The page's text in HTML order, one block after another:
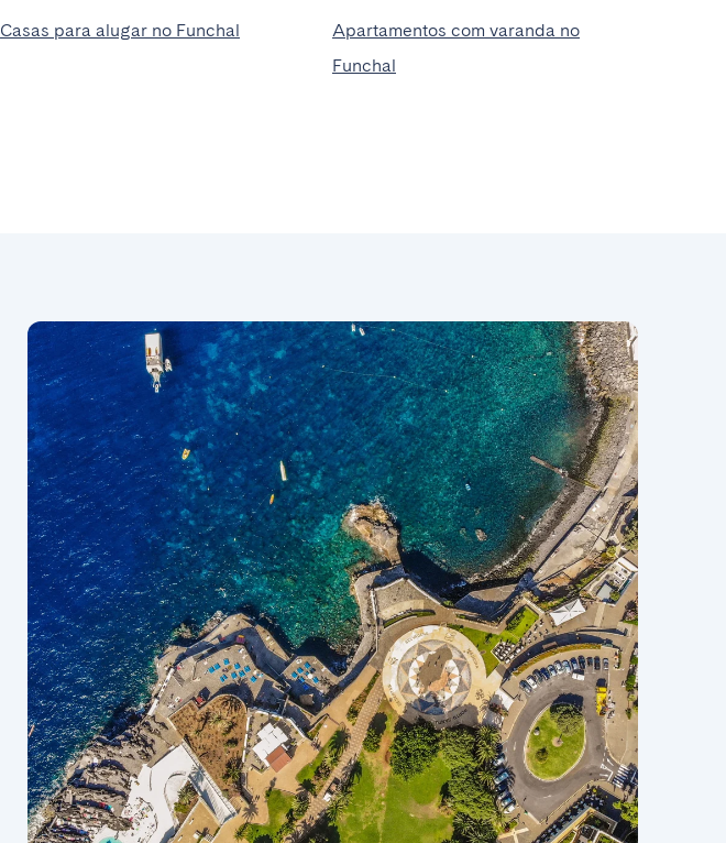
Casas para alugar no Funchal
Apartamentos com varanda no
Funchal